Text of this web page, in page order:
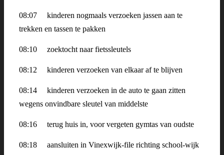
08:07 kinderen nogmaals verzoeken jassen aan te
trekken en tassen te pakken
08:10 zoektocht naar fietssleutels
08:12 kinderen verzoeken van elkaar af te blijven
08:14 kinderen verzoeken in de auto te gaan zitten
wegens onvindbare sleutel van middelste
08:16 terug huis in, voor vergeten gymtas van oudste
08:18 aansluiten in Vinexwijk-file richting school-wijk